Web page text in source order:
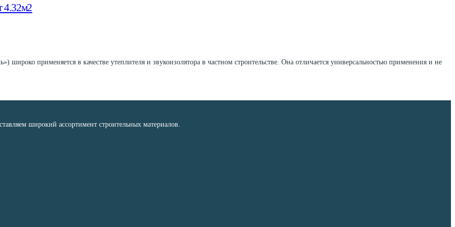
4.32м2
широко применяется в качестве утеплителя и звукоизолятора в частном строительстве. Она отличается универсальностью применения и не
широкий ассортимент строительных материалов.